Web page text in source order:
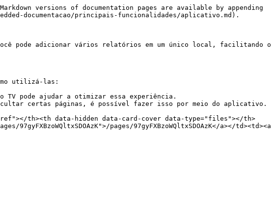
versions of documentation pages are available by appending
documentacao/principais-funcionalidades/aplicativo.md).
pode adicionar vários relatórios em um único local, facilitando o
utilizá-las:
TV pode ajudar a otimizar essa experiência.
certas páginas, é possível fazer isso por meio do aplicativo.
th><th data-hidden data-card-cover data-type="files"></th>
pages/97gyFXBzoWQltxSDOAzK</a></td><td><a